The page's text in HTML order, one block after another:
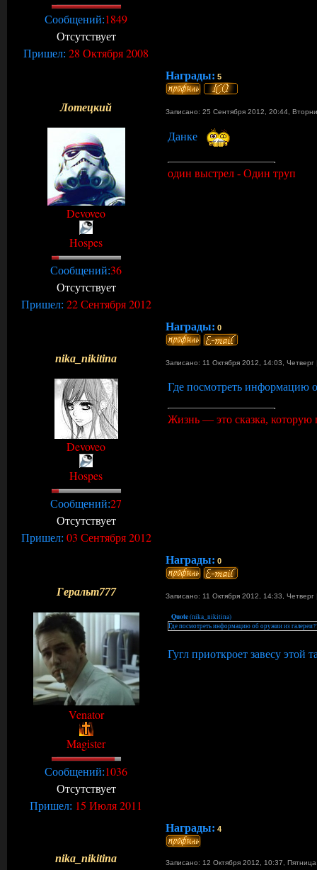
Сообщений:1849
Отсутствует
Пришел: 28 Октября 2008
Награды: 5
Лотецкий Записано: 25 Сентября 2012, 20:44,
Devoveo
Hospes
Сообщений:36
Отсутствует
Пришел: 22 Сентября 2012
Данке
один выстрел - Один труп
Награды: 0
nika_nikitina Записано: 11 Октября 2012, 14:03, Четверг
Devoveo
Hospes
Сообщений:27
Отсутствует
Пришел: 03 Сентября 2012
Где посмотреть информацию
Жизнь — это сказка, которую
Награды: 0
Геральт777 Записано: 11 Октября 2012, 14:33, Четверг
Venator
Magister
Сообщений:1036
Отсутствует
Пришел: 15 Июля 2011
Quote(nika_nikitina)
Где посмотреть информацию об оружии из
Гугл приоткроет завесу этой
Награды: 4
nika_nikitina Записано: 12 Октября 2012, 10:37,